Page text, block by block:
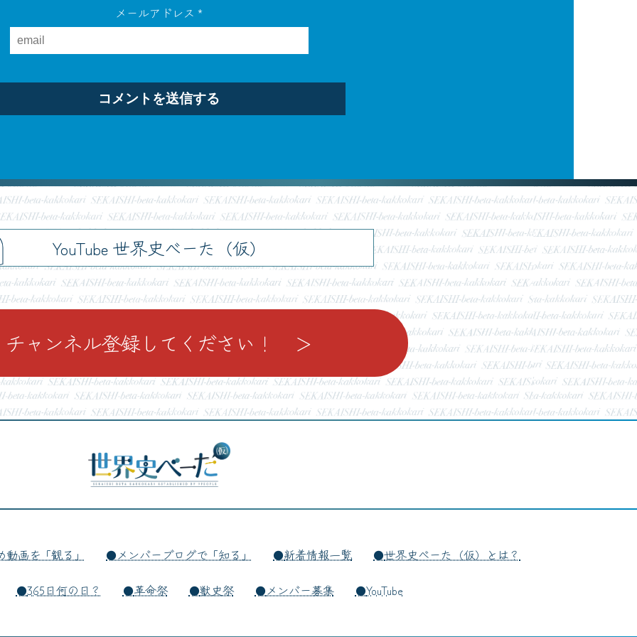
メールアドレス*
YouTube 世界史べーた（仮）
チャンネル登録してください！ ＞
画を「観る」 メンバーブログで「知る」 新着情報一覧 世界史べーた（仮）とは？
365日何の日？ 革命祭 獣史祭 メンバー募集 YouTube